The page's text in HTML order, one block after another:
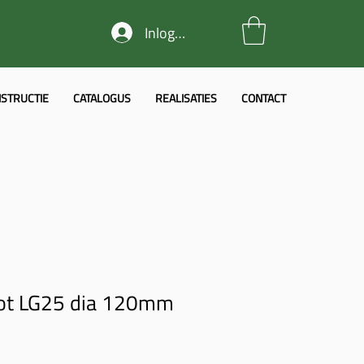
Inloggen
CATALOGUS REALISATIES CONTACT
LG25 dia 120mm